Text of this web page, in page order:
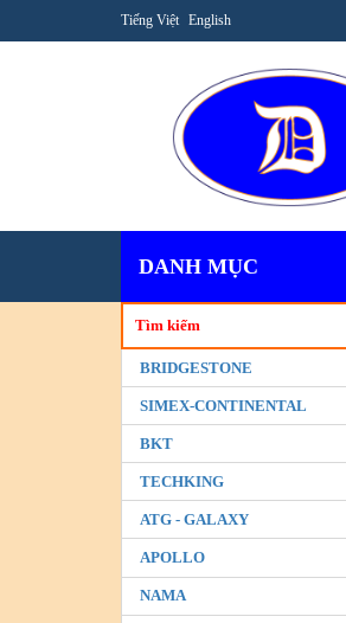
Tiếng Việt English
DANH MỤC
BRIDGESTONE
SIMEX-CONTINENTAL
BKT
TECHKING
ATG - GALAXY
APOLLO
NAMA